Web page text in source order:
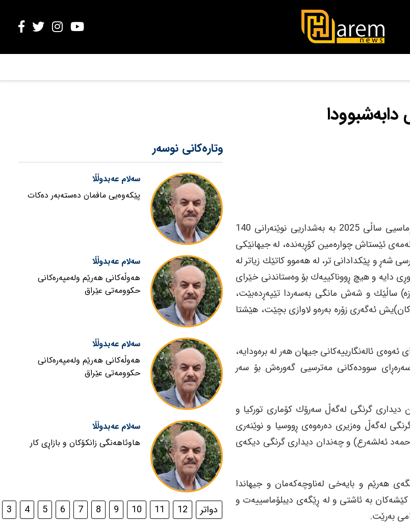
ڕۆژی هه‌ینی 11ی ئه‌پڕیل، له‌ شاری (ئه‌نتالیا) له‌ توركیا، كۆڕبه‌ندی دیبلۆماسیی ساڵی 2025 به‌ به‌شداریی نوێنه‌رانی 140
گرێ ده‌درێت و ئه‌مه‌ی ئێستاش چواره‌مین كۆڕبه‌نده‌، له‌ جیهانێكی
شه‌ڕ و پێكدادانی تر، له‌ هه‌موو كاتێك زیاتر له‌
دایه‌ و هیچ ڕووناكییه‌ك بۆ وه‌ستاندنی خێرای
ساڵێك و شه‌ش مانگی به‌سه‌ردا تێپه‌ڕده‌بێت،
ئه‌گه‌ری زۆره‌ به‌ره‌و لاوازی بچێت، هێشتا
ئاله‌نگارییه‌كانی جیهان هه‌ر له‌ بره‌ودایه‌،
سووده‌كانی مه‌ترسیی گه‌وره‌ش بۆ سه‌ر
دیداری گرنگی له‌گه‌ڵ سه‌رۆك كۆماری توركیا و
له‌گه‌ڵ وه‌زیری ده‌ره‌وه‌ی ڕووسیا و نوێنه‌ری
ئه‌لشه‌رع) و چه‌ندان دیداری گرنگی دیكه‌ی
هه‌رێم و بایه‌خی له‌ناوچه‌كه‌مان و جیهاندا
كێشه‌كان به‌ ئاشتی و له‌ ڕێگه‌ی دیبلۆماسییه‌ت و
به‌رێت.
وتارەکانی نوسەر
سەلام عەبدوڵڵا
پێکەوەیی مافمان دەستەبەر دەکات
سەلام عەبدوڵڵا
هەوڵەکانی هەرێم ولەمپەرەکانی
حکوومەتی عێراق
سەلام عەبدوڵڵا
هەوڵەکانی هەرێم ولەمپەرەکانی
حکوومەتی عێراق
سەلام عەبدوڵڵا
هاوئاهەنگی زانکۆکان و بازاڕی کار
دواتر 3 4 5 6 7 8 9 10 11 12